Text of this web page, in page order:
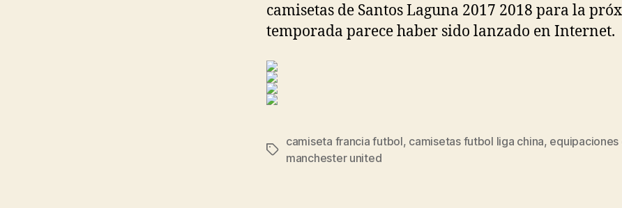
camisetas de Santos Laguna 2017 2018 para la
temporada parece haber sido lanzado en Internet.
Etiquetas
camiseta francia futbol, camisetas futbol liga china,
manchester united